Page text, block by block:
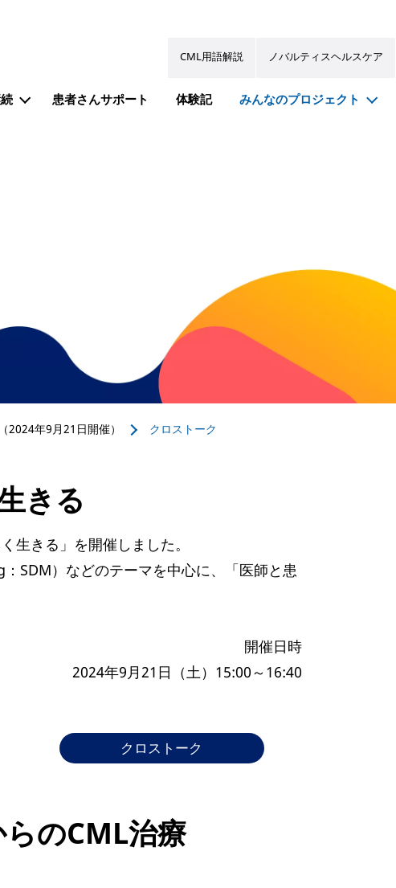
CML用語解説
ノバルティスヘルスケア
患者さんサポート 体験記 みんなのプロジェクト
2024年9月21日開催） クロストーク
きる
生きる」を開催しました。
SDM）などのテーマを中心に、「医師と患
開催日時
2024年9月21日（土）15:00～16:40
クロストーク
のCML治療